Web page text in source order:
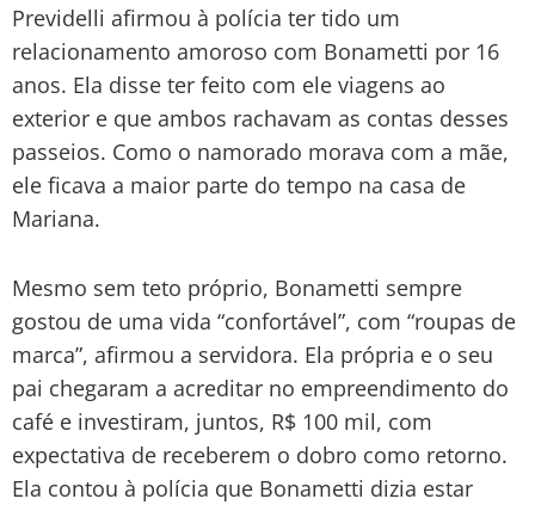
Previdelli afirmou à polícia ter tido um
relacionamento amoroso com Bonametti por 16
anos. Ela disse ter feito com ele viagens ao
exterior e que ambos rachavam as contas desses
passeios. Como o namorado morava com a mãe,
ele ficava a maior parte do tempo na casa de
Mariana.
Mesmo sem teto próprio, Bonametti sempre
gostou de uma vida “confortável”, com “roupas de
marca”, afirmou a servidora. Ela própria e o seu
pai chegaram a acreditar no empreendimento do
café e investiram, juntos, R$ 100 mil, com
expectativa de receberem o dobro como retorno.
Ela contou à polícia que Bonametti dizia estar